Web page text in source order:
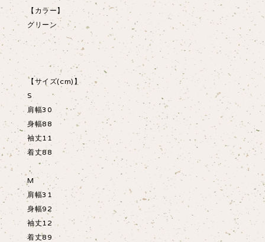
【カラー】
グリーン
【サイズ(cm)】
S
肩幅30
身幅88
袖丈11
着丈88
M
肩幅31
身幅92
袖丈12
着丈89